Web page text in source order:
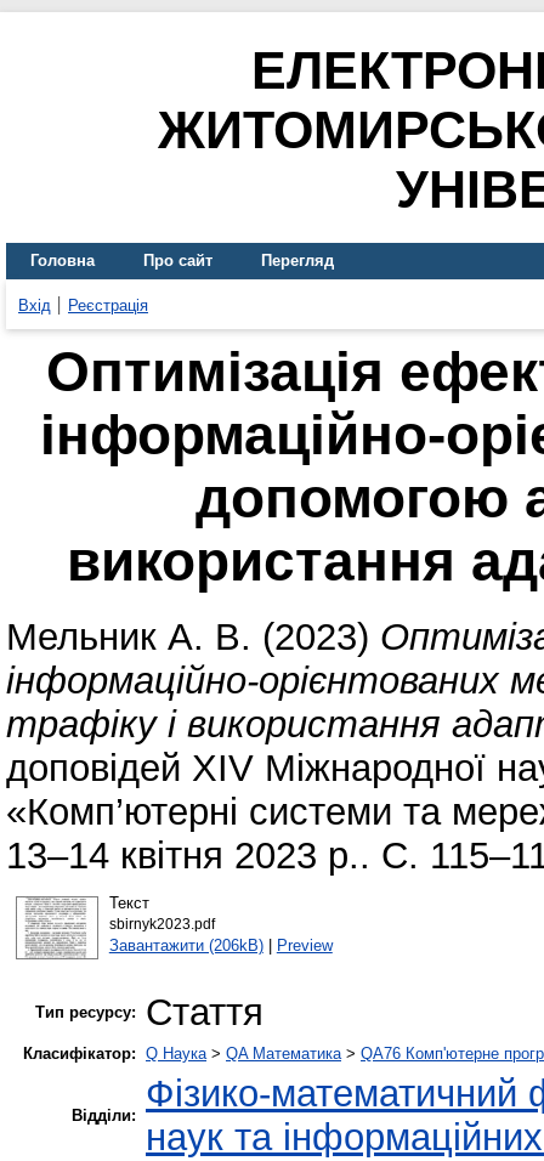
Головна Про сайт Перегляд
Вхід Реєстрація
Оптимізація
інформаційно-
допомогою
використання
Мельник А. В. (2023)
інформаційно-орієнтованих
трафіку і використання
доповідей XIV Міжнародної
«Комп’ютерні системи та
13–14 квітня 2023 р.. С.
Текст
sbirnyk2023.pdf
Завантажити (206kB)| Preview
Тип ресурсу: Стаття
Класифікатор: Q Наука> QA Математика> QA76 Комп'ютерне
Відділи:
Фізико-математичний
наук та